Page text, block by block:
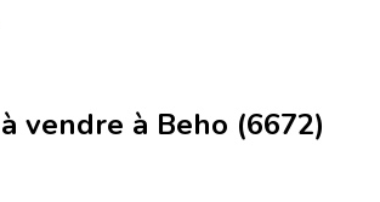
vendre à Beho (6672)